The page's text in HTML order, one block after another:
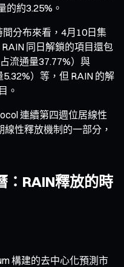
的約3.25%。
分布來看，4月10日集
同日解鎖的項目還包
流通量37.77%）與
）等，但 RAIN 的解
。
連續第四週位居線性
性釋放機制的一部分，
：RAIN釋放的時
構建的去中心化預測市